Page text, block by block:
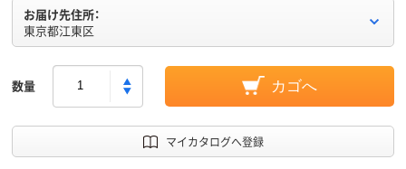
お届け先住所：
東京都江東区
数量 カゴへ
マイカタログへ登録